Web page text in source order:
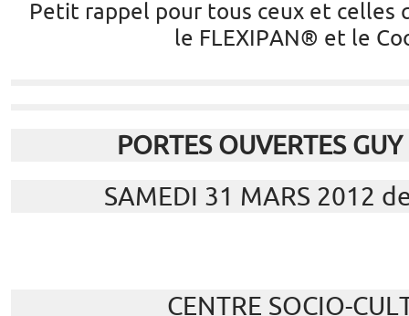
Petit rappel pour tous ceux et celles
le FLEXIPAN® et le
PORTES OUVERTES
SAMEDI 31 MARS 2012
CENTRE SOCIO-